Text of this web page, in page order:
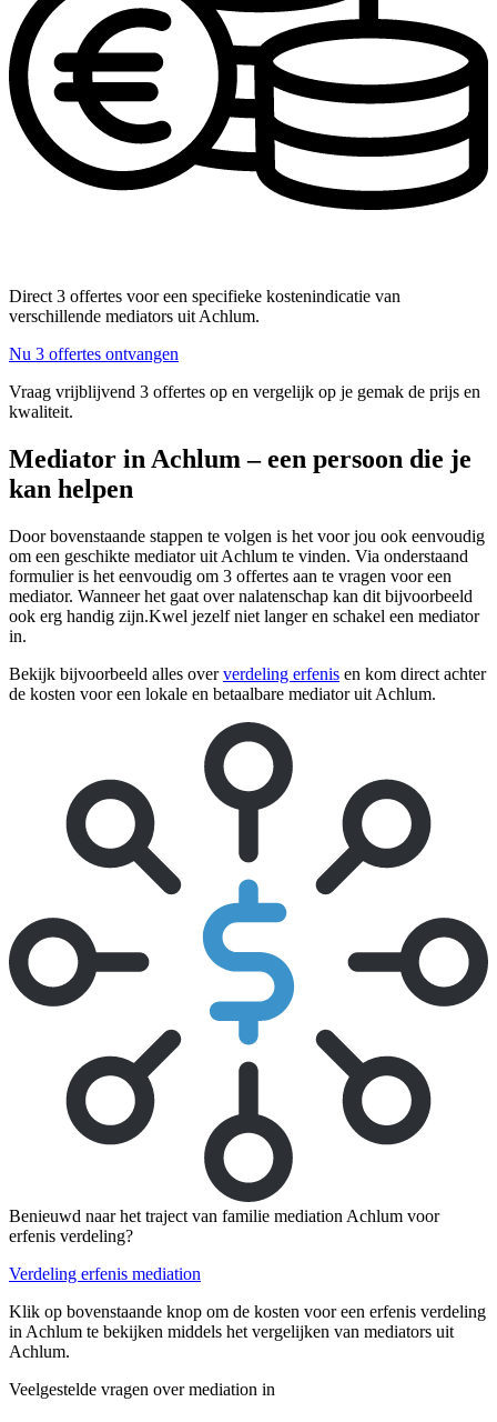
Direct 3 offertes voor een specifieke kostenindicatie van
verschillende mediators uit Achlum.
Nu 3 offertes ontvangen
Vraag vrijblijvend 3 offertes op en vergelijk op je gemak de prijs en
kwaliteit.
Mediator in Achlum – een persoon die je
kan helpen
Door bovenstaande stappen te volgen is het voor jou ook eenvoudig
om een geschikte mediator uit Achlum te vinden. Via onderstaand
formulier is het eenvoudig om 3 offertes aan te vragen voor een
mediator. Wanneer het gaat over nalatenschap kan dit bijvoorbeeld
ook erg handig zijn.Kwel jezelf niet langer en schakel een mediator
in.
Bekijk bijvoorbeeld alles oververdeling erfenis en kom direct achter
de kosten voor een lokale en betaalbare mediator uit Achlum.
Benieuwd naar het traject van familie mediation Achlum voor
erfenis verdeling?
Verdeling erfenis mediation
Klik op bovenstaande knop om de kosten voor een erfenis verdeling
in Achlum te bekijken middels het vergelijken van mediators uit
Achlum.
Veelgestelde vragen over mediation in